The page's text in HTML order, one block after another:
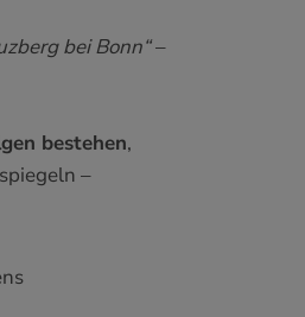
bei Bonn“–
bestehen,
–